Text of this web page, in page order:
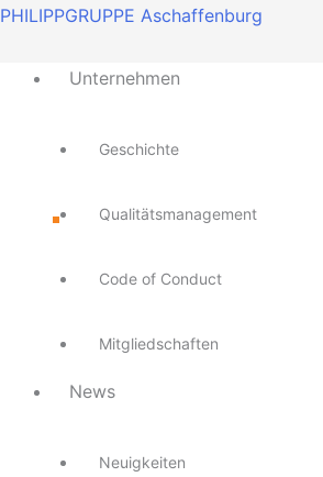
Zum
springen
PHILIPPGRUPPE Aschaffenburg
Main
Unternehmen
Geschichte
Qualitätsmanagement
Code of Conduct
Mitgliedschaften
News
Neuigkeiten
Main
Main
Main
Main